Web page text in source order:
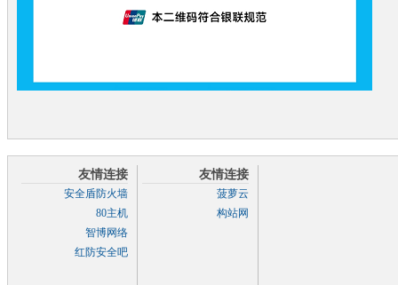
友情连接
安全盾防火墙
80主机
智博网络
红防安全吧
友情连接
菠萝云
构站网